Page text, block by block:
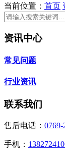
当前位置： 首页
资讯中心
常见问题
行业资讯
联系我们
售后电话： 0769-
手机：